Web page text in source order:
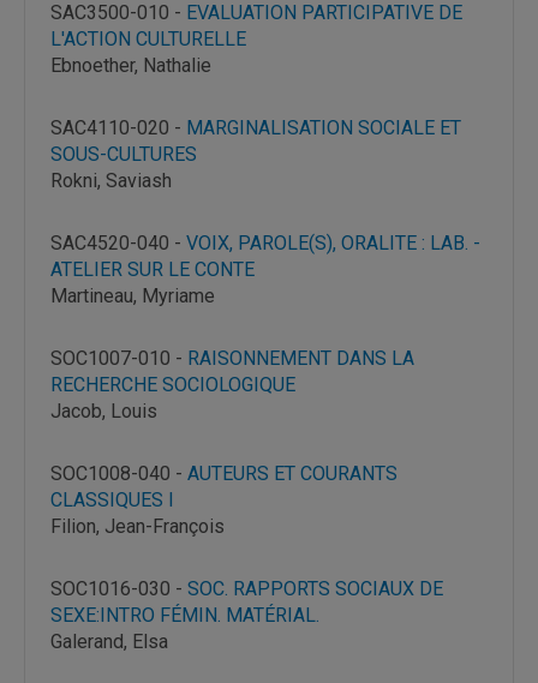
SAC3500-010 - EVALUATION PARTICIPATIVE DE
L'ACTION CULTURELLE
Ebnoether, Nathalie
SAC4110-020 - MARGINALISATION SOCIALE ET
SOUS-CULTURES
Rokni, Saviash
SAC4520-040 - VOIX, PAROLE(S), ORALITE : LAB. -
ATELIER SUR LE CONTE
Martineau, Myriame
SOC1007-010 - RAISONNEMENT DANS LA
RECHERCHE SOCIOLOGIQUE
Jacob, Louis
SOC1008-040 - AUTEURS ET COURANTS
CLASSIQUES I
Filion, Jean-François
SOC1016-030 - SOC. RAPPORTS SOCIAUX DE
SEXE:INTRO FÉMIN. MATÉRIAL.
Galerand, Elsa